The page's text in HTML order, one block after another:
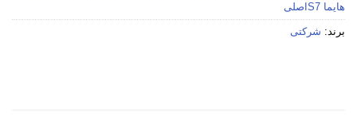
هایما S7اصلی
برند: شرکتی